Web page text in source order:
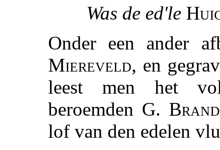
Was de ed'le
Onder een ander
Miereveld, en
leest men het
beroemden G.
lof van den edelen